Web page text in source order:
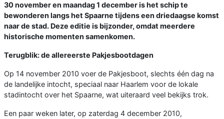
30 november en maandag 1 december is het schip te
bewonderen langs het Spaarne tijdens een driedaagse komst
naar de stad. Deze editie is bijzonder, omdat meerdere
historische momenten samenkomen.
Terugblik: de allereerste Pakjesbootdagen
Op 14 november 2010 voer de Pakjesboot, slechts één dag na
de landelijke intocht, speciaal naar Haarlem voor de lokale
stadintocht over het Spaarne, wat uiteraard veel bekijks trok.
Een paar weken later, op zaterdag 4 december 2010,